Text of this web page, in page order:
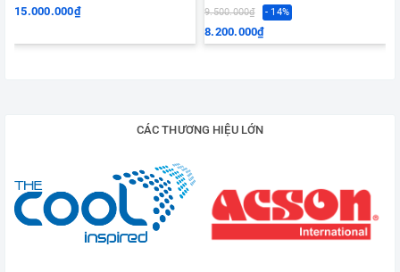
15.000.000₫ 9.500.000₫ - 14%
8.200.000₫
CÁC THƯƠNG HIỆU LỚN